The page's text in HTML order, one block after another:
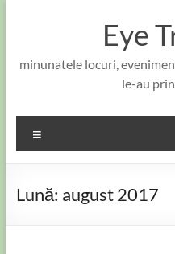
Eye
minunatele locuri,
le-au
Lună: august 2017